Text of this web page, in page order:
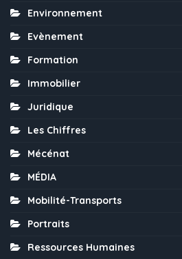
Environnement
Evènement
Formation
Immobilier
Juridique
Les Chiffres
Mécénat
MÉDIA
Mobilité-Transports
Portraits
Ressources Humaines